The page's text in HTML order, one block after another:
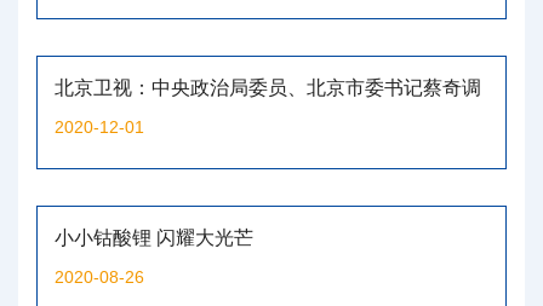
北京卫视：中央政治局委员、北京市委书记蔡奇调
研北京当升材料科技股份有限公司
2020-12-01
小小钴酸锂 闪耀大光芒
2020-08-26